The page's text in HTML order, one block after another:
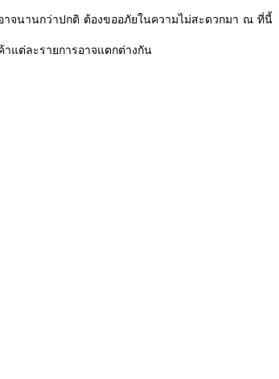
าจนานกว่าปกติ ต้องขออภัยในความไม่สะดวกมา ณ ที่นี้
แต่ละรายการอาจแตกต่างกัน